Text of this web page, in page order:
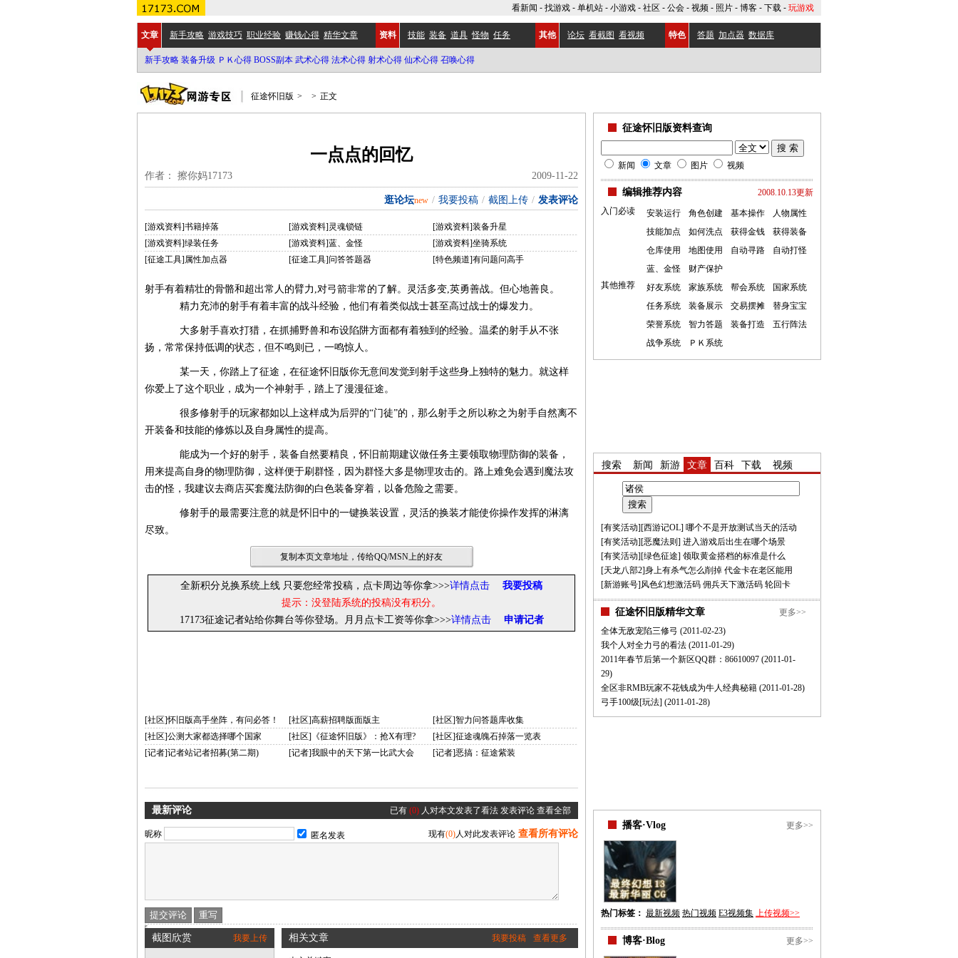
看新闻 - 找游戏 - 单机站 - 小游戏 - 社区 - 公会 - 视频 - 照片 - 博客 - 下载 - 玩游戏
文章 新手攻略 游戏技巧 职业经验 赚钱心得 精华文章 资料 技能 装备 道具 怪物 任务 其他 论坛 看截图 看视频 特色 答题 加点器 数据库
新手攻略 装备升级 ＰＫ心得 BOSS副本 武术心得 法术心得 射术心得 仙术心得 召唤心得
征途怀旧版 > > 正文
一点点的回忆
作者： 擦你妈17173 2009-11-22
逛论坛new / 我要投稿 / 截图上传 / 发表评论
[游戏资料]书籍掉落 [游戏资料]灵魂锁链
[游戏资料]装备升星
[游戏资料]绿装任务
[游戏资料]蓝、金怪
[游戏资料]坐骑系统
[征途工具]属性加点器
[征途工具]问答答题器 [特色频道]有问题问高手
射手有着精壮的骨骼和超出常人的臂力,对弓箭非常的了解。灵活多变,英勇善战。但心地善良。
精力充沛的射手有着丰富的战斗经验，他们有着类似战士甚至高过战士的爆发力。
大多射手喜欢打猎，在抓捕野兽和布设陷阱方面都有着独到的经验。温柔的射手从不张
扬，常常保持低调的状态，但不鸣则已，一鸣惊人。
某一天，你踏上了征途，在征途怀旧版你无意间发觉到射手这些身上独特的魅力。就这样
你爱上了这个职业，成为一个神射手，踏上了漫漫征途。
很多修射手的玩家都如以上这样成为后羿的“门徒”的，那么射手之所以称之为射手自然离不
开装备和技能的修炼以及自身属性的提高。
能成为一个好的射手，装备自然要精良，怀旧前期建议做任务主要领取物理防御的装备，
用来提高自身的物理防御，这样便于刷群怪，因为群怪大多是物理攻击的。路上难免会遇到魔法攻
击的怪，我建议去商店买套魔法防御的白色装备穿着，以备危险之需要。
修射手的最需要注意的就是怀旧中的一键换装设置，灵活的换装才能使你操作发挥的淋漓
尽致。
复制本页文章地址，传给QQ/MSN上的好友
全新积分兑换系统上线 只要您经常投稿，点卡周边等你拿>>>详情点击
我要投稿
提示：没登陆系统的投稿没有积分。
17173征途记者站给你舞台等你登场。月月点卡工资等你拿>>>详情点击 申请记者
[社区]怀旧版高手坐阵，有问必答！ [社区]高薪招聘版面版主
[社区]智力问答题库收集
[社区]公测大家都选择哪个国家
[社区]《征途怀旧版》：抢X有理?
[社区]征途魂魄石掉落一览表
[记者]记者站记者招募(第二期)
[记者]我眼中的天下第一比武大会 [记者]恶搞：征途紫装
最新评论 已有 (0) 人对本文发表了看法 发表评论 查看全部
昵称 匿名发表 现有(0)人对此发表评论 查看所有评论
我要上传
截图欣赏 查看更多
我要投稿
相关文章
征途怀旧版资料查询
新闻 文章 图片 视频
2008.10.13更新
编辑推荐内容
入门必读 安装运行 角色创建 基本操作
人物属性
技能加点
如何洗点 获得金钱
获得装备
仓库使用
地图使用 自动寻路
自动打怪
蓝、金怪
财产保护
其他推荐
好友系统 家族系统 帮会系统
国家系统
任务系统
装备展示 交易摆摊
替身宝宝
荣誉系统
智力答题 装备打造
五行阵法
战争系统
ＰＫ系统
搜索 新闻 新游 文章 百科 下载 视频
[有奖活动][西游记OL] 哪个不是开放测试当天的活动
[有奖活动][恶魔法则 ] 进入游戏后出生在哪个场景
[有奖活动][绿色征途] 领取黄金搭档的标准是什么
[天龙八部2]身上有杀气怎么削掉 代金卡在老区能用
[新游账号]风色幻想激活码 佣兵天下激活码 轮回卡
更多>>
征途怀旧版精华文章
全体无敌宠陷三修弓 (2011-02-23)
我个人对全力弓的看法 (2011-01-29)
2011年春节后第一个新区QQ群：86610097 (2011-01-
29)
全区非RMB玩家不花钱成为牛人经典秘籍 (2011-01-28)
弓手100级[玩法] (2011-01-28)
更多>>
播客·Vlog
热门标签： 最新视频 热门视频 E3视频集 上传视频>>
更多>>
博客·Blog